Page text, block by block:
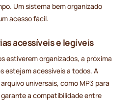
Um sistema bem organizado
acesso fácil.
acessíveis e legíveis
estiverem organizados, a próxima
estejam acessíveis a todos. A
universais, como MP3 para
a compatibilidade entre